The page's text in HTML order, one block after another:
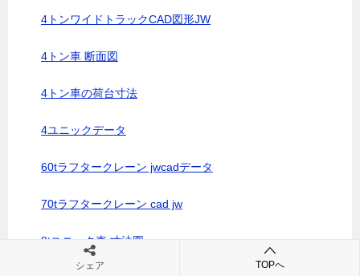
4トンワイドトラックCAD図形JW
4トン車 断面図
4トン車の荷台寸法
4ユニックデータ
60tラフタークレーン jwcadデータ
70tラフタークレーン cad jw
8tユニック車 寸法図
シェア TOPへ